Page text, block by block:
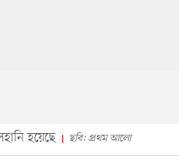
হয়েছে ছবি: প্রথম আলো